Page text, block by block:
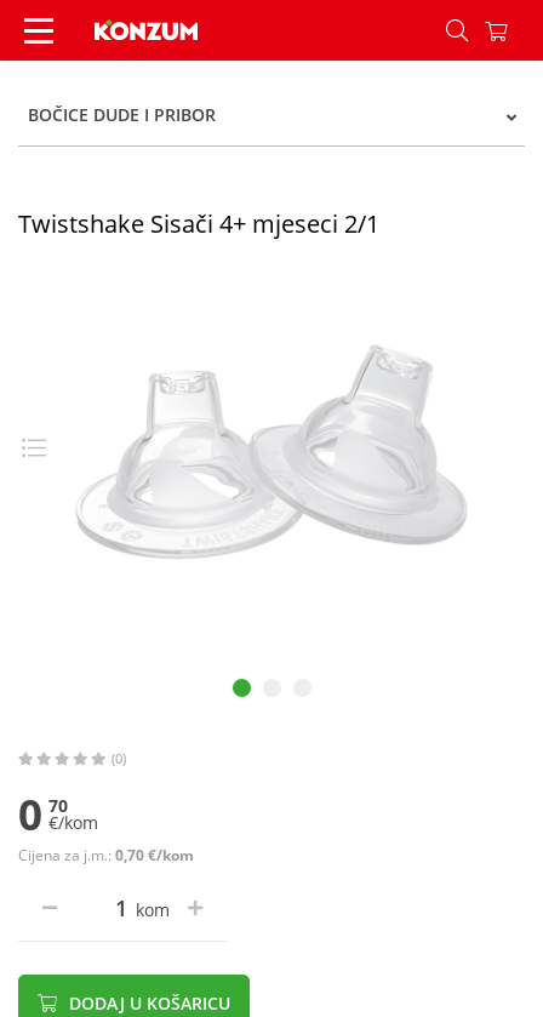
Twistshake Sisači 4+ mjeseci 2/1 - Konzum
BOČICE DUDE I PRIBOR
Twistshake Sisači 4+ mjeseci 2/1
(0)
0 70
€/kom
Cijena za j.m.: 0,70 €/kom
kom
DODAJ U KOŠARICU